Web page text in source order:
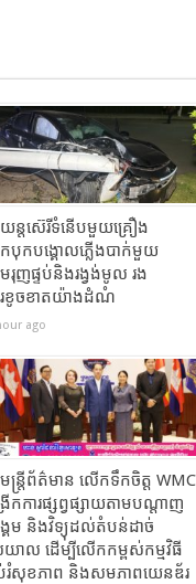
ន្តស៊េរីទំនើបមួយគ្រឿង
បុកបង្គោលភ្លើងបាក់មួយ
រុញផ្ទប់និងរង្វង់មូល​ រង
រខូចខាតយ៉ាងដំណំ
ago
មន្ត្រីព័ត៌មាន លើកទឹកចិត្ត WMC
កការផ្សព្វផ្សាយតាមបណ្តាញ
គម និងវិទ្យុដល់តំបន់ដាច់
ាល ដើម្បីលើកកម្ពស់កម្មវិធី
រំសុខភាព និងសមភាពយេនឌ័រ